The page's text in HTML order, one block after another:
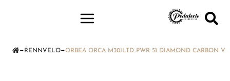
— RENNVELO—ORBEA ORCA M30ILTD PWR 51 DIAMOND CARBON